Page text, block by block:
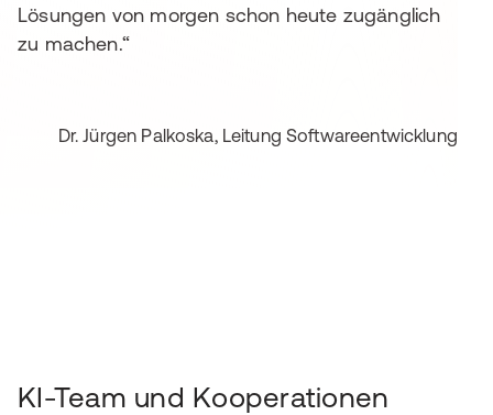
Lösungen von morgen schon heute zugänglich
zu machen.“
Dr. Jürgen Palkoska, Leitung Softwareentwicklung
KI-Team und Kooperationen